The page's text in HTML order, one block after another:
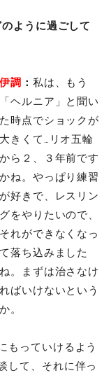
ように過ごして
伊調 ： 私は、もう
「ヘルニア」と聞い
た時点でショックが
大きくて…リオ五輪
から２、３年前です
かね。やっぱり練習
が好きで、レスリン
グをやりたいので、
それができなくなっ
て落ち込みました
ね。まずは治さなけ
ればいけないという
か。
もっていけるよう
して、それに伴っ